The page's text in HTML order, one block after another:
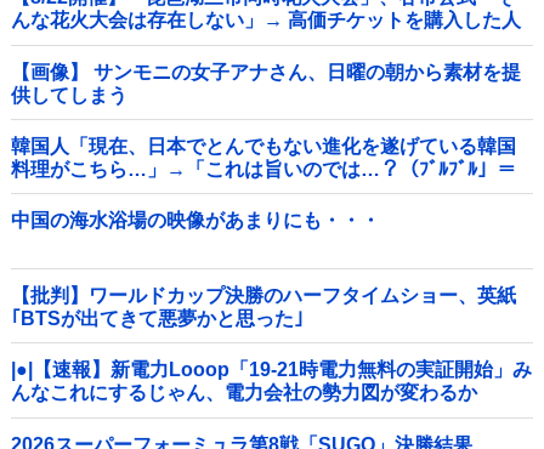
んな花火大会は存在しない」→ 高価チケットを購入した人
達がSNS阿鼻叫喚他
【画像】 サンモニの女子アナさん、日曜の朝から素材を提
供してしまう
韓国人「現在、日本でとんでもない進化を遂げている韓国
料理がこちら…」→「これは旨いのでは…？（ﾌﾞﾙﾌﾞﾙ」＝
韓国の反応
中国の海水浴場の映像があまりにも・・・
【批判】ワールドカップ決勝のハーフタイムショー、英紙
｢BTSが出てきて悪夢かと思った｣
|●|【速報】新電力Looop「19-21時電力無料の実証開始」み
んなこれにするじゃん、電力会社の勢力図が変わるか
2026スーパーフォーミュラ第8戦「SUGO」決勝結果